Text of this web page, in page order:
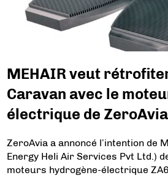
MEHAIR veut
Caravan avec le
électrique de ZeroAvia
ZeroAvia a annoncé l’intention de
Energy Heli Air Services Pvt Ltd.)
moteurs hydrogène-électrique